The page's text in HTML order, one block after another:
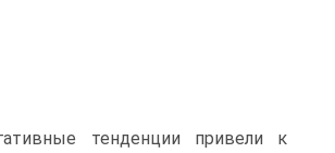
тенденции привели к